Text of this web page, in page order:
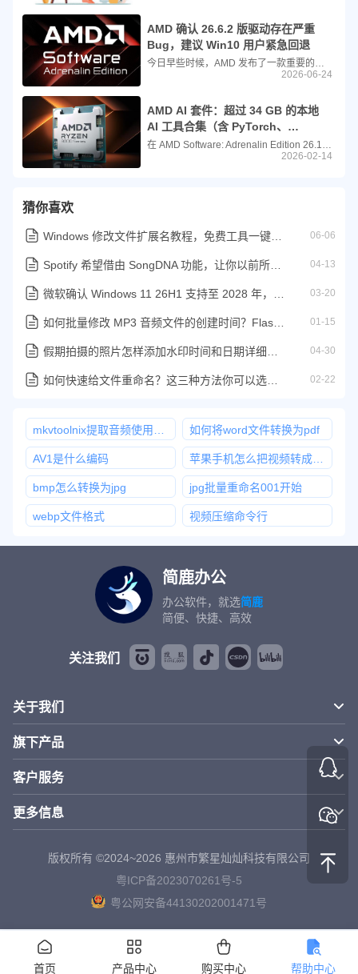
AMD 确认 26.6.2 版驱动存在严重
Bug，建议 Win10 用户紧急回退
今日早些时候，AMD 发布了一款重要的显卡驱动更新，为 Radeon RX 7000 系列 GPU 带来了 FSR 4.1 技术支持。此次 26.6.2 版本更新还新增了对《刺客信条：黑旗 记忆重置》等游戏的支持。
2026-06-24
AMD AI 套件：超过 34 GB 的本地
AI 工具合集（含 PyTorch、
ComfyUI、Ollama）
在 AMD Software: Adrenalin Edition 26.1.1 驱动程序中，AMD 新增了一个可选的“AI 套件”（AI Bundle），一个体积庞大的本地 AI 工具包。该套件包含 PyTorch、ComfyUI、Ollama、LM Studio 和 Amuse 等组件，但仅在受支持的系统上提供安装选项，完整安装后将占用超过 34 GB 的存储空间。
2026-02-14
猜你喜欢
06-06
04-13
03-20
01-15
04-30
02-22
如何将word文件转换为pdf
AV1是什么编码
bmp怎么转换为jpg jpg批量重命名001开始
webp文件格式 视频压缩命令行
简鹿办公
办公软件，就选简鹿
简便、快捷、高效
关注我们
关于我们
旗下产品
客户服务
更多信息
版权所有 ©2024~2026 惠州市繁星灿灿科技有限公司
粤ICP备2023070261号-5
粤公网安备44130202001471号
首页 产品中心 购买中心 帮助中心